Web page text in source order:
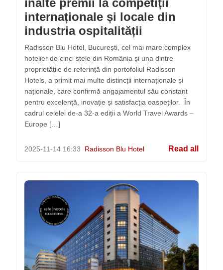
înalte premii la competiții
internaționale și locale din
industria ospitalității
Radisson Blu Hotel, București, cel mai mare complex
hotelier de cinci stele din România și una dintre
proprietățile de referință din portofoliul Radisson
Hotels, a primit mai multe distincții internaționale și
naționale, care confirmă angajamentul său constant
pentru excelență, inovație și satisfacția oaspeților. În
cadrul celelei de-a 32-a ediții a World Travel Awards –
Europe […]
2025-11-14 16:33 Radisson Blu Hotel Read all